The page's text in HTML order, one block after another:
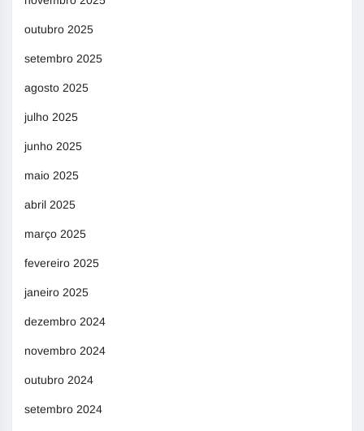
outubro 2025
setembro 2025
agosto 2025
julho 2025
junho 2025
maio 2025
abril 2025
março 2025
fevereiro 2025
janeiro 2025
dezembro 2024
novembro 2024
outubro 2024
setembro 2024